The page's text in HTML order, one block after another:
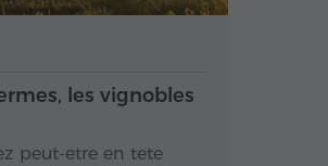
les vignobles
peut-etre en tete